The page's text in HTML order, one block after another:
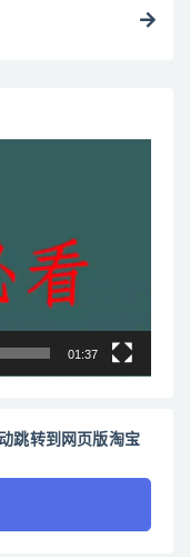
01:37
跳转到网页版淘宝